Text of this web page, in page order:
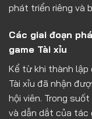
phát triển riêng và
Các giai đoạn
game Tài xỉu
Kể từ khi thành lập
Tài xỉu đã nhận
hội viên. Trong
và dẫn dắt của tác